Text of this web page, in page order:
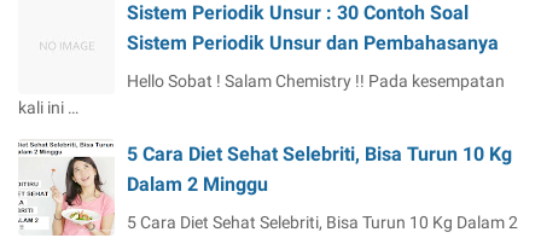
Sistem Periodik Unsur : 30 Contoh Soal
Sistem Periodik Unsur dan Pembahasanya
Hello Sobat ! Salam Chemistry !! Pada kesempatan
kali ini …
5 Cara Diet Sehat Selebriti, Bisa Turun 10 Kg
Dalam 2 Minggu
5 Cara Diet Sehat Selebriti, Bisa Turun 10 Kg Dalam 2